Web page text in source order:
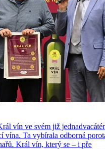
vín ve svém již
vína. Ta vybírala odborná
Král vín, který se – i pře